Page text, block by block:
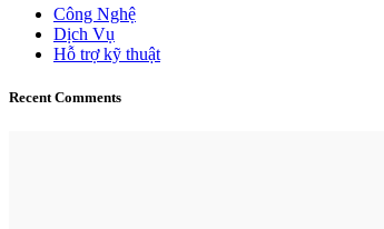
Công Nghệ
Dịch Vụ
Hỗ trợ kỹ thuật
Recent Comments